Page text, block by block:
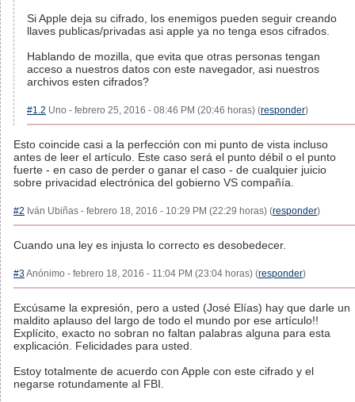
Si Apple deja su cifrado, los enemigos pueden seguir creando
llaves publicas/privadas asi apple ya no tenga esos cifrados.
Hablando de mozilla, que evita que otras personas tengan
acceso a nuestros datos con este navegador, asi nuestros
archivos esten cifrados?
#1.2 Uno - febrero 25, 2016 - 08:46 PM (20:46 horas) (responder)
Esto coincide casi a la perfección con mi punto de vista incluso
antes de leer el artículo. Este caso será el punto débil o el punto
fuerte - en caso de perder o ganar el caso - de cualquier juicio
sobre privacidad electrónica del gobierno VS compañía.
#2 Iván Ubiñas - febrero 18, 2016 - 10:29 PM (22:29 horas) (responder)
Cuando una ley es injusta lo correcto es desobedecer.
#3Anónimo - febrero 18, 2016 - 11:04 PM (23:04 horas) (responder)
Excúsame la expresión, pero a usted (José Elías) hay que darle un
maldito aplauso del largo de todo el mundo por ese artículo!!
Explícito, exacto no sobran no faltan palabras alguna para esta
explicación. Felicidades para usted.
Estoy totalmente de acuerdo con Apple con este cifrado y el
negarse rotundamente al FBI.